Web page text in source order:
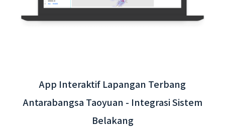
App Interaktif Lapangan Terbang
Antarabangsa Taoyuan - Integrasi Sistem
Belakang